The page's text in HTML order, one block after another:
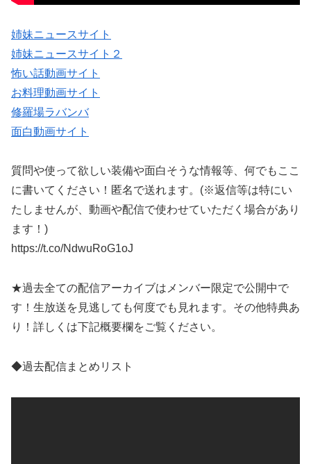
姉妹ニュースサイト
姉妹ニュースサイト２
怖い話動画サイト
お料理動画サイト
修羅場ラバンバ
面白動画サイト
質問や使って欲しい装備や面白そうな情報等、何でもここ
に書いてください！匿名で送れます。(※返信等は特にい
たしませんが、動画や配信で使わせていただく場合があり
ます！)
https://t.co/NdwuRoG1oJ
★過去全ての配信アーカイブはメンバー限定で公開中で
す！生放送を見逃しても何度でも見れます。その他特典あ
り！詳しくは下記概要欄をご覧ください。
◆過去配信まとめリスト